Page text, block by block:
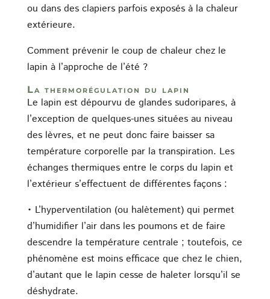
ou dans des clapiers parfois exposés à la chaleur
extérieure.
Comment prévenir le coup de chaleur chez le
lapin à l’approche de l’été ?
La thermorégulation du lapin
Le lapin est dépourvu de glandes sudoripares, à
l’exception de quelques-unes situées au niveau
des lèvres, et ne peut donc faire baisser sa
température corporelle par la transpiration. Les
échanges thermiques entre le corps du lapin et
l’extérieur s’effectuent de différentes façons :
• L’hyperventilation (ou halètement) qui permet
d’humidifier l’air dans les poumons et de faire
descendre la température centrale ; toutefois, ce
phénomène est moins efficace que chez le chien,
d’autant que le lapin cesse de haleter lorsqu’il se
déshydrate.